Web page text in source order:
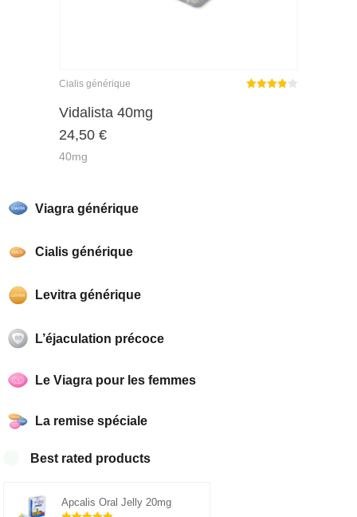
Viagra générique
Cialis générique
Levitra générique
L’éjaculation précoce
Le Viagra pour les femmes
La remise spéciale
Best rated products
Apcalis Oral Jelly 20mg
Cialis générique
Vidalista 40mg
24,50 €
40mg